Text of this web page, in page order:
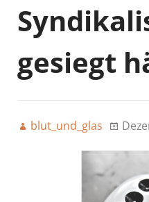
gesiegt
blut_und_glas